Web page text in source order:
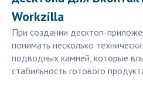
Workzilla
При создании десктоп-
понимать несколько
подводных камней, которые
стабильность готового